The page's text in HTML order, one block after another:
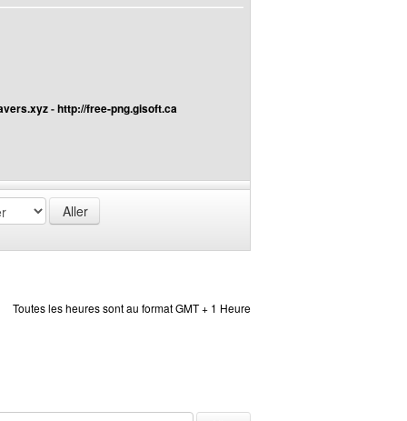
-http://free-png.gisoft.ca
Toutes les heures sont au format GMT + 1 Heure